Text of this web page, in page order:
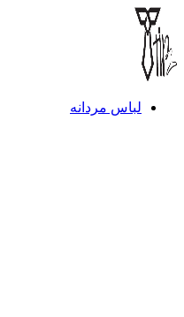
لباس مردانه